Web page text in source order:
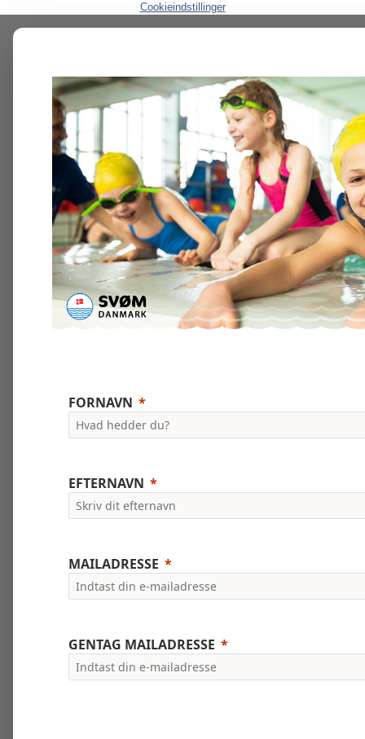
Cookieindstillinger
FORNAVN
EFTERNAVN
MAILADRESSE
GENTAG MAILADRESSE